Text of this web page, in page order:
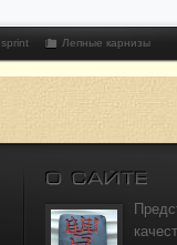
sprint Лепные карнизы